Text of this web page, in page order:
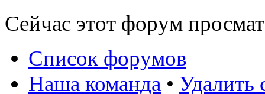
Сейчас этот форум
Список форумов
Наша команда • Удалить